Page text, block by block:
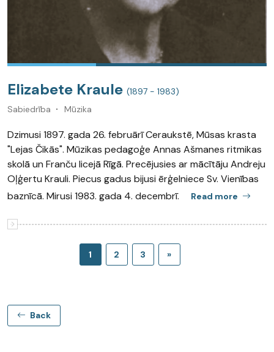
Elizabete Kraule (1897 - 1983)
Sabiedrība
Mūzika
Dzimusi 1897. gada 26. februārī Ceraukstē, Mūsas krasta
"Lejas Čikās". Mūzikas pedagoģe Annas Ašmanes ritmikas
skolā un Franču licejā Rīgā. Precējusies ar mācītāju Andreju
Oļģertu Krauli. Piecus gadus bijusi ērģelniece Sv. Vienības
baznīcā. Mirusi 1983. gada 4. decembrī.
Read more
1 2 3 »
Back